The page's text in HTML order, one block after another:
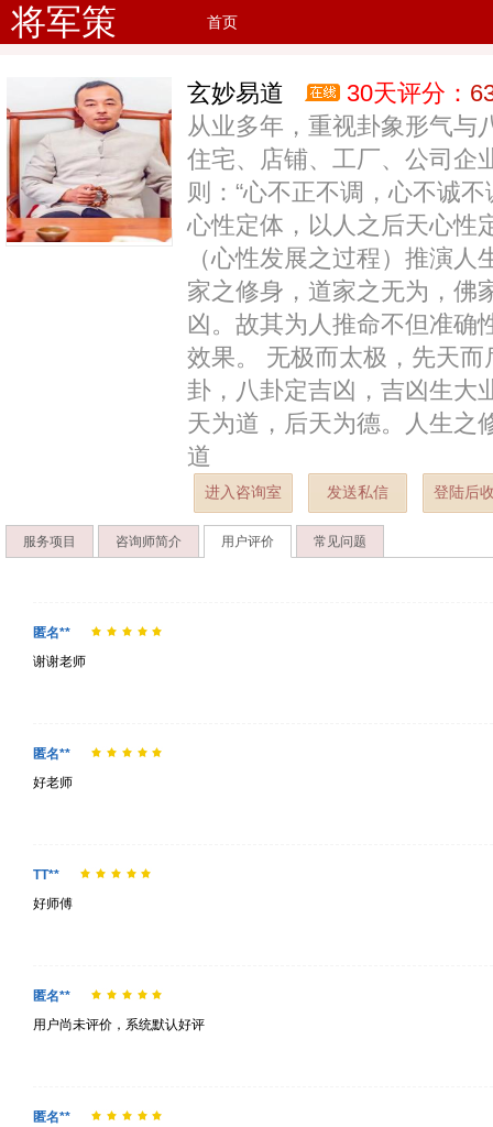
将军策 首页
玄妙易道 30天评分：
从业多年，重视卦象形气与
住宅、店铺、工厂、公司企
则：“心不正不调，心不诚
心性定体，以人之后天心性
（心性发展之过程）推演
家之修身，道家之无为，佛
凶。故其为人推命不但准确
效果。 无极而太极，先天
卦，八卦定吉凶，吉凶生大
天为道，后天为德。人生之
道
进入咨询室 发送私信 登陆后
服务项目 咨询师简介 用户评价 常见问题
匿名**
谢谢老师
匿名**
好老师
TT**
好师傅
匿名**
用户尚未评价，系统默认好评
匿名**